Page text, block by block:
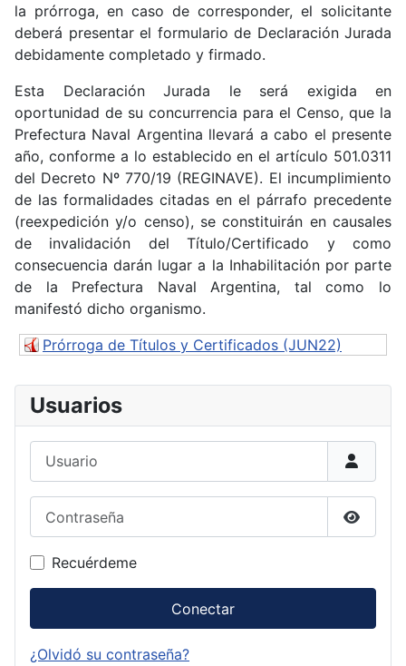
la prórroga, en caso de corresponder, el solicitante
deberá presentar el formulario de Declaración Jurada
debidamente completado y firmado.
Esta Declaración Jurada le será exigida en
oportunidad de su concurrencia para el Censo, que la
Prefectura Naval Argentina llevará a cabo el presente
año, conforme a lo establecido en el artículo 501.0311
del Decreto Nº 770/19 (REGINAVE). El incumplimiento
de las formalidades citadas en el párrafo precedente
(reexpedición y/o censo), se constituirán en causales
de invalidación del Título/Certificado y como
consecuencia darán lugar a la Inhabilitación por parte
de la Prefectura Naval Argentina, tal como lo
manifestó dicho organismo.
Prórroga de Títulos y Certificados (JUN22)
Usuarios
Recuérdeme
Conectar
¿Olvidó su contraseña?